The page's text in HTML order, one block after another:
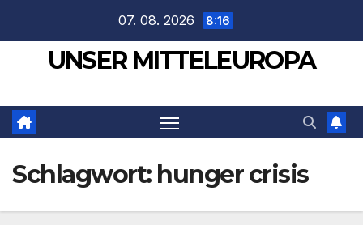
springen
07. 08. 2026 8:16
UNSER MITTELEUROPA
Schlagwort: hunger crisis